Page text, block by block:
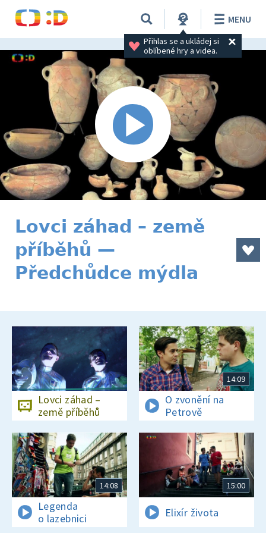
Přihlas se a ukládej si
oblíbené hry a videa.
MENU
Lovci záhad – země
příběhů —
Předchůdce mýdla
Lovci záhad –
země příběhů
14:09
O zvonění na
Petrově
14:08
Legenda
o lazebnici
15:00
Elixír života